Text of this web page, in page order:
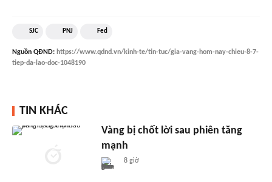
SJC PNJ Fed
Nguồn QĐND: https://www.qdnd.vn/kinh-te/tin-tuc/gia-vang-hom-nay-chieu-8-7-
tiep-da-lao-doc-1048190
TIN KHÁC
Vàng bị chốt lời sau phiên tăng
mạnh
8 giờ